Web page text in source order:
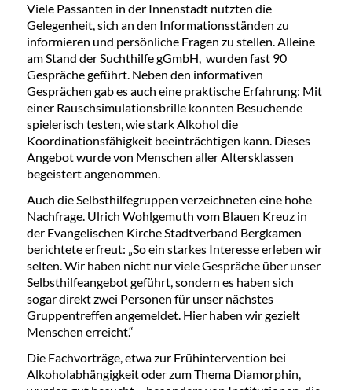
Viele Passanten in der Innenstadt nutzten die
Gelegenheit, sich an den Informationsständen zu
informieren und persönliche Fragen zu stellen. Alleine
am Stand der Suchthilfe gGmbH, wurden fast 90
Gespräche geführt. Neben den informativen
Gesprächen gab es auch eine praktische Erfahrung: Mit
einer Rauschsimulationsbrille konnten Besuchende
spielerisch testen, wie stark Alkohol die
Koordinationsfähigkeit beeinträchtigen kann. Dieses
Angebot wurde von Menschen aller Altersklassen
begeistert angenommen.
Auch die Selbsthilfegruppen verzeichneten eine hohe
Nachfrage. Ulrich Wohlgemuth vom Blauen Kreuz in
der Evangelischen Kirche Stadtverband Bergkamen
berichtete erfreut: „So ein starkes Interesse erleben wir
selten. Wir haben nicht nur viele Gespräche über unser
Selbsthilfeangebot geführt, sondern es haben sich
sogar direkt zwei Personen für unser nächstes
Gruppentreffen angemeldet. Hier haben wir gezielt
Menschen erreicht.“
Die Fachvorträge, etwa zur Frühintervention bei
Alkoholabhängigkeit oder zum Thema Diamorphin,